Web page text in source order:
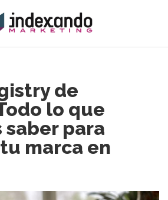
de
lo que
saber para
marca en